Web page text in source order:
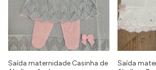
Saída maternidade Casinha de
Saída